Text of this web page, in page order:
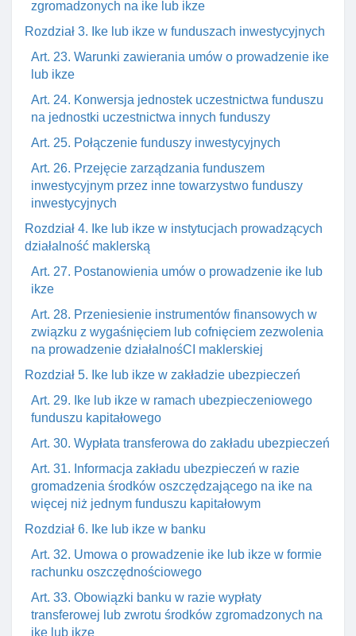
zgromadzonych na ike lub ikze
Rozdział 3. Ike lub ikze w funduszach inwestycyjnych
Art. 23. Warunki zawierania umów o prowadzenie ike
lub ikze
Art. 24. Konwersja jednostek uczestnictwa funduszu
na jednostki uczestnictwa innych funduszy
Art. 25. Połączenie funduszy inwestycyjnych
Art. 26. Przejęcie zarządzania funduszem
inwestycyjnym przez inne towarzystwo funduszy
inwestycyjnych
Rozdział 4. Ike lub ikze w instytucjach prowadzących
działalność maklerską
Art. 27. Postanowienia umów o prowadzenie ike lub
ikze
Art. 28. Przeniesienie instrumentów finansowych w
związku z wygaśnięciem lub cofnięciem zezwolenia
na prowadzenie działalnośCI maklerskiej
Rozdział 5. Ike lub ikze w zakładzie ubezpieczeń
Art. 29. Ike lub ikze w ramach ubezpieczeniowego
funduszu kapitałowego
Art. 30. Wypłata transferowa do zakładu ubezpieczeń
Art. 31. Informacja zakładu ubezpieczeń w razie
gromadzenia środków oszczędzającego na ike na
więcej niż jednym funduszu kapitałowym
Rozdział 6. Ike lub ikze w banku
Art. 32. Umowa o prowadzenie ike lub ikze w formie
rachunku oszczędnościowego
Art. 33. Obowiązki banku w razie wypłaty
transferowej lub zwrotu środków zgromadzonych na
ike lub ikze